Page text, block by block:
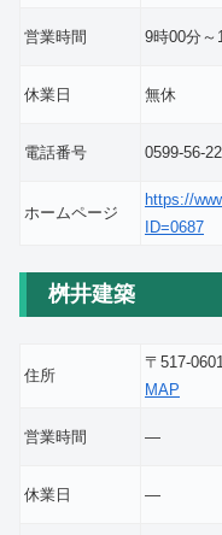
営業時間 9時00分～
休業日 無休
電話番号 0599-56-
ホームページ
https://
ID=0687
桝井建築
住所
〒517-
MAP
営業時間 ―
休業日 ―